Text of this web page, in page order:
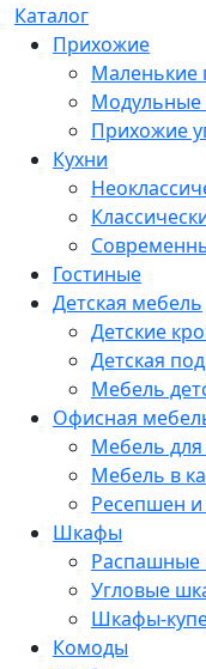
Каталог
Прихожие
Маленькие
Модульные
Прихожие
Кухни
Гостиные
Детская мебель
Детские
Детская
Мебель
Офисная
Мебель
Мебель в
Ресепшен и
Шкафы
Угловые
Шкафы-
Комоды